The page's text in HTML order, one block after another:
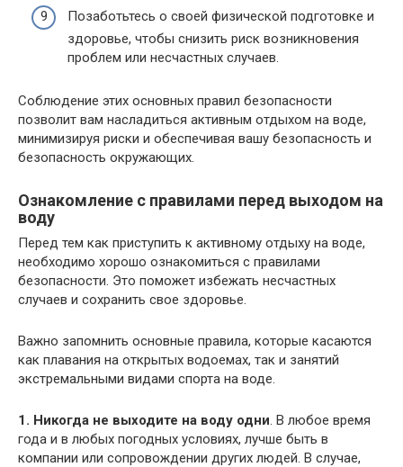
Позаботьтесь о своей физической подготовке и
здоровье, чтобы снизить риск возникновения
проблем или несчастных случаев.
Соблюдение этих основных правил безопасности
позволит вам насладиться активным отдыхом на воде,
минимизируя риски и обеспечивая вашу безопасность и
безопасность окружающих.
Ознакомление с правилами перед выходом на
воду
Перед тем как приступить к активному отдыху на воде,
необходимо хорошо ознакомиться с правилами
безопасности. Это поможет избежать несчастных
случаев и сохранить свое здоровье.
Важно запомнить основные правила, которые касаются
как плавания на открытых водоемах, так и занятий
экстремальными видами спорта на воде.
1. Никогда не выходите на воду одни . В любое время
года и в любых погодных условиях, лучше быть в
компании или сопровождении других людей. В случае,